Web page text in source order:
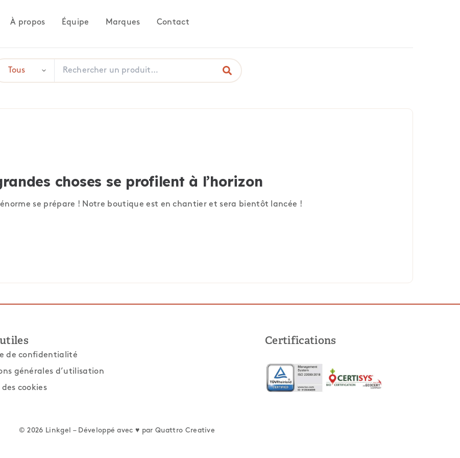
À propos Équipe Marques Contact
choses se profilent à l’horizon
se prépare ! Notre boutique est en chantier et sera bientôt lancée !
de confidentialité
générales d’utilisation
cookies
Certifications
© 2026 Linkgel – Développé avec ♥ parQuattro Creative